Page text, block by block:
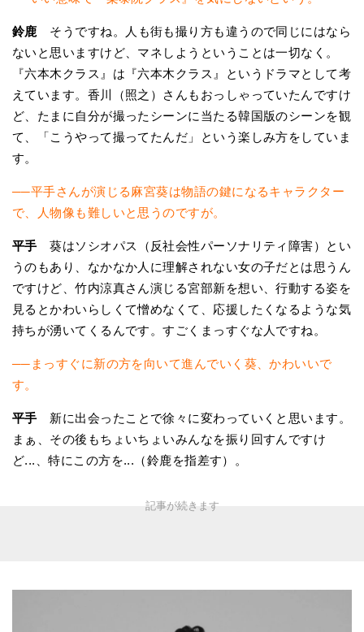
鈴鹿 そうですね。人も街も撮り方も違うので同じにはなら
ないと思いますけど、マネしようということは一切なく。
『六本木クラス』は『六本木クラス』というドラマとして考
えています。香川（照之）さんもおっしゃっていたんですけ
ど、たまに自分が撮ったシーンに当たる韓国版のシーンを観
て、「こうやって撮ってたんだ」という楽しみ方をしていま
す。
──平手さんが演じる麻宮葵は物語の鍵になるキャラクター
で、人物像も難しいと思うのですが。
平手 葵はソシオパス（反社会性パーソナリティ障害）とい
うのもあり、なかなか人に理解されない女の子だとは思うん
ですけど、竹内涼真さん演じる宮部新を想い、行動する姿を
見るとかわいらしくて憎めなくて、応援したくなるような気
持ちが湧いてくるんです。すごくまっすぐな人ですね。
──まっすぐに新の方を向いて進んでいく葵、かわいいで
す。
平手 新に出会ったことで徐々に変わっていくと思います。
まぁ、その後もちょいちょいみんなを振り回すんですけ
ど...、特にこの方を...（鈴鹿を指差す）。